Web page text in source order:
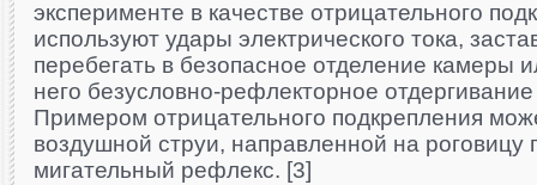
эксперименте в качестве отрицательного
используют удары электрического тока,
перебегать в безопасное отделение камеры
него безусловно-рефлекторное
Примером отрицательного подкрепления
воздушной струи, направленной на
мигательный рефлекс. [3]